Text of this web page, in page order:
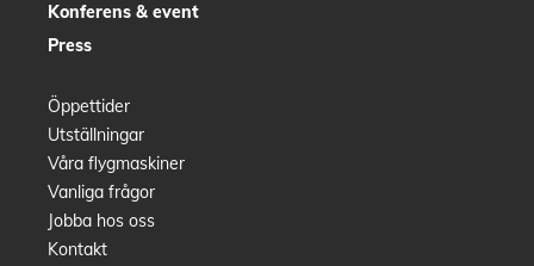
Konferens & event
Press
Öppettider
Utställningar
Våra flygmaskiner
Vanliga frågor
Jobba hos oss
Kontakt